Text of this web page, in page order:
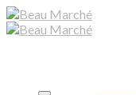
Skip
to